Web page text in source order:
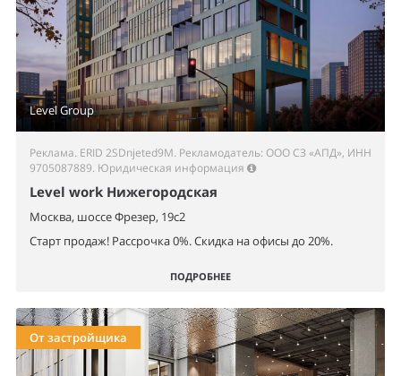
Level Group
Реклама. ERID 2SDnjeted9M. Рекламодатель: ООО СЗ «АПД», ИНН
9705087889. Юридическая информация
Level work Нижегородская
Москва, шоссе Фрезер, 19с2
Старт продаж! Рассрочка 0%. Скидка на офисы до 20%.
ПОДРОБНЕЕ
От застройщика